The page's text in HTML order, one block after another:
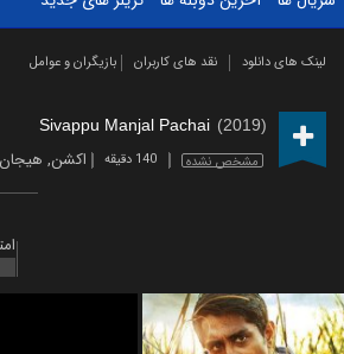
لینک های دانلود نقد های کاربران بازیگران و عوامل
Sivappu Manjal Pachai (2019)
مشخص نشده 140 دقیقه اکشن, هیجان